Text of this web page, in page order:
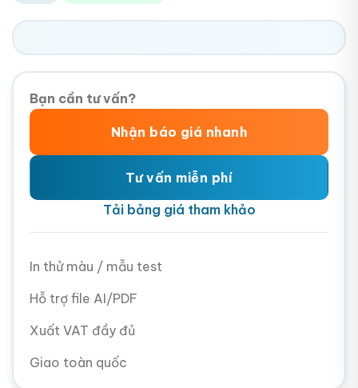
Bạn cần tư vấn?
Nhận báo giá nhanh
Tư vấn miễn phí
Tải bảng giá tham khảo
In thử màu / mẫu test
Hỗ trợ file AI/PDF
Xuất VAT đầy đủ
Giao toàn quốc